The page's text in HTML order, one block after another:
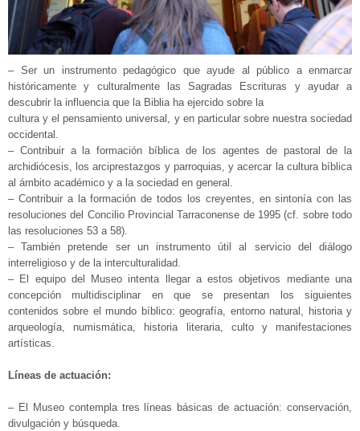
– Ser un instrumento pedagógico que ayude al público a enmarcar
históricamente y culturalmente las Sagradas Escrituras y ayudar a
descubrir la influencia que la Biblia ha ejercido sobre la
cultura y el pensamiento universal, y en particular sobre nuestra sociedad
occidental.
– Contribuir a la formación bíblica de los agentes de pastoral de la
archidiócesis, los arciprestazgos y parroquias, y acercar la cultura bíblica
al ámbito académico y a la sociedad en general.
– Contribuir a la formación de todos los creyentes, en sintonía con las
resoluciones del Concilio Provincial Tarraconense de 1995 (cf. sobre todo
las resoluciones 53 a 58).
– También pretende ser un instrumento útil al servicio del diálogo
interreligioso y de la interculturalidad.
– El equipo del Museo intenta llegar a estos objetivos mediante una
concepción multidisciplinar en que se presentan los siguientes
contenidos sobre el mundo bíblico: geografía, entorno natural, historia y
arqueología, numismática, historia literaria, culto y manifestaciones
artísticas.
Líneas de actuación:
– El Museo contempla tres líneas básicas de actuación: conservación,
divulgación y búsqueda.